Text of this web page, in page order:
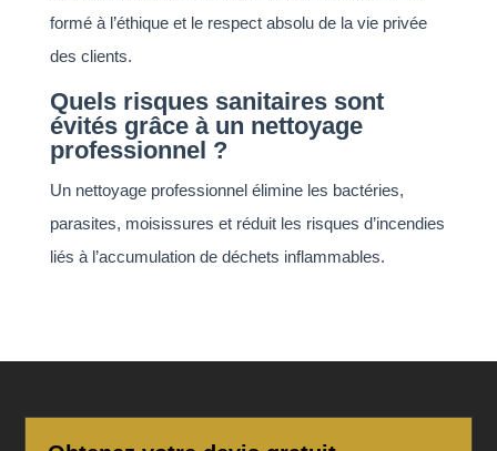
formé à l’éthique et le respect absolu de la vie privée
des clients.
Quels risques sanitaires sont
évités grâce à un nettoyage
professionnel ?
Un nettoyage professionnel élimine les bactéries,
parasites, moisissures et réduit les risques d’incendies
liés à l’accumulation de déchets inflammables.